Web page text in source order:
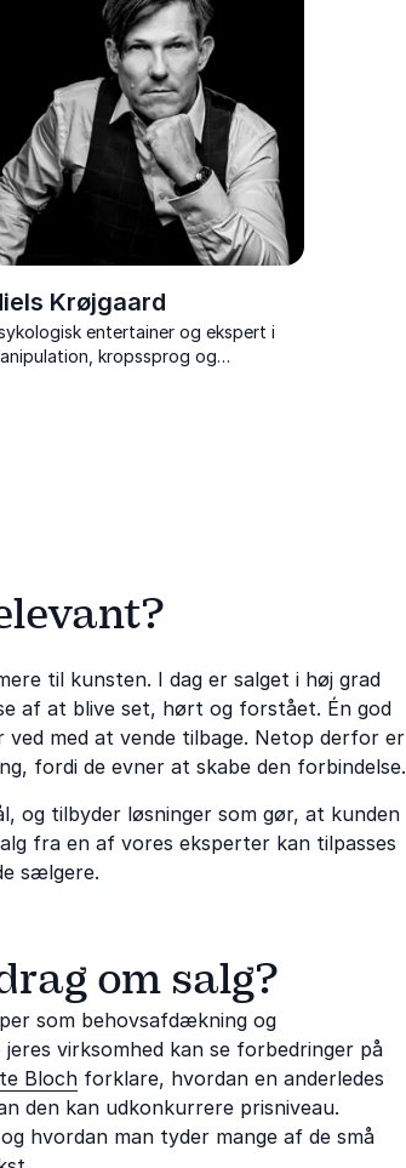
Krøjgaard
entertainer og ekspert i
kropssprog og
til kunsten. I dag er salget i høj grad
af at blive set, hørt og forstået. Én god
med at vende tilbage. Netop derfor er
fordi de evner at skabe den forbindelse.
og tilbyder løsninger som gør, at kunden
fra en af vores eksperter kan tilpasses
sælgere.
om salg?
som behovsafdækning og
virksomhed kan se forbedringer på
Bloch forklare, hvordan en anderledes
den kan udkonkurrere prisniveau.
hvordan man tyder mange af de små